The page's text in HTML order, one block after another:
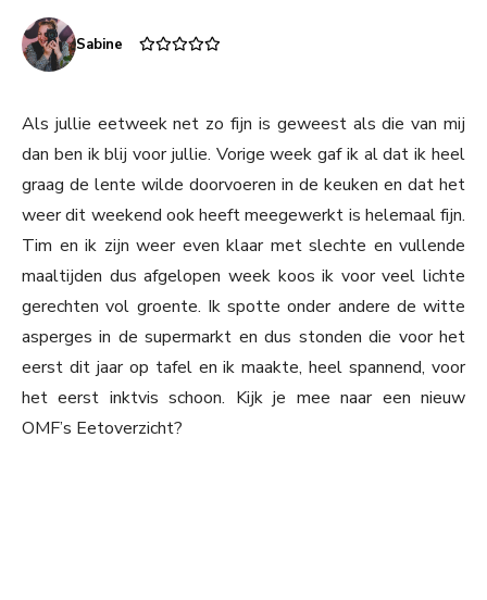
Sabine
Als jullie eetweek net zo fijn is geweest als die van mij
dan ben ik blij voor jullie. Vorige week gaf ik al dat ik heel
graag de lente wilde doorvoeren in de keuken en dat het
weer dit weekend ook heeft meegewerkt is helemaal fijn.
Tim en ik zijn weer even klaar met slechte en vullende
maaltijden dus afgelopen week koos ik voor veel lichte
gerechten vol groente. Ik spotte onder andere de witte
asperges in de supermarkt en dus stonden die voor het
eerst dit jaar op tafel en ik maakte, heel spannend, voor
het eerst inktvis schoon. Kijk je mee naar een nieuw
OMF’s Eetoverzicht?